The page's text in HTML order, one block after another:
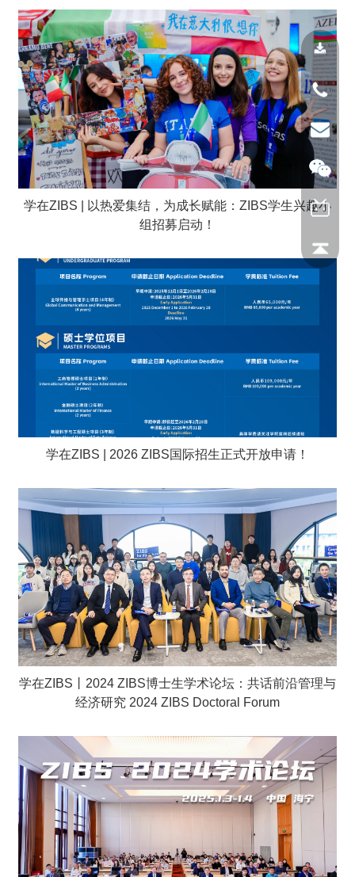
学在ZIBS | 以热爱集结，为成长赋能：ZIBS学生兴趣小
组招募启动！
学在ZIBS | 2026 ZIBS国际招生正式开放申请！
学在ZIBS丨2024 ZIBS博士生学术论坛：共话前沿管理与
经济研究 2024 ZIBS Doctoral Forum